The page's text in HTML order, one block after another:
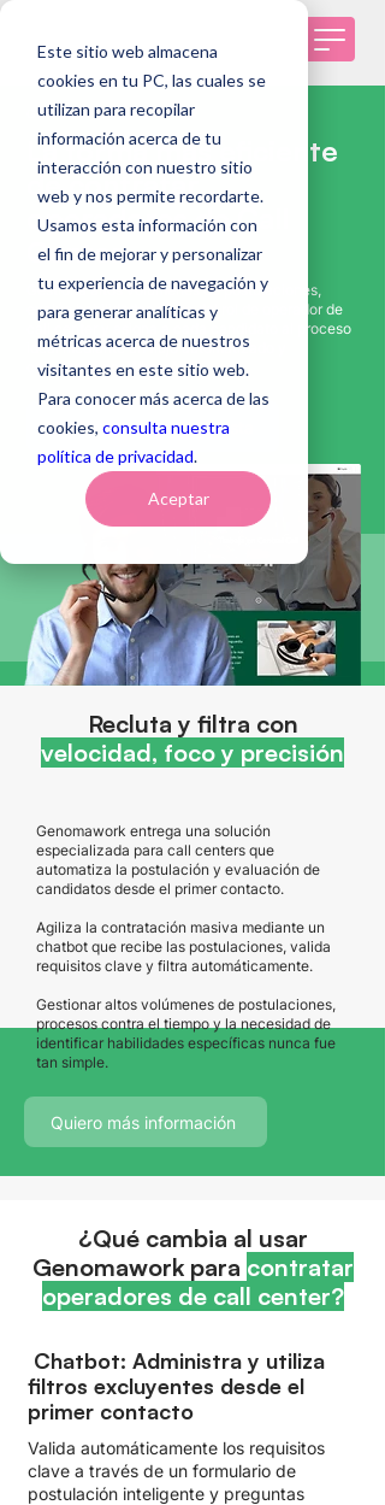
Este sitio web almacena
cookies en tu PC, las cuales se
utilizan para recopilar
información acerca de tu
interacción con nuestro sitio
web y nos permite recordarte.
Usamos esta información con
el fin de mejorar y personalizar
tu experiencia de navegación y
para generar analíticas y
métricas acerca de nuestros
visitantes en este sitio web.
Para conocer más acerca de las
cookies, consulta nuestra
política de privacidad.
Aceptar
GENOMA CALL CENTER
La forma más eficiente
de contratar
operadores de Call
Center
Gestiona altos volúmenes de postulaciones,
evalúa habilidades clave del rol de operador de
call center y asigna a cada candidato al proceso
ideal mediante un flujo automatizado y
conectado por WhatsApp.
Hablar con un especialista
Recluta y filtra con
velocidad, foco y precisión
Quiero más información
Genomawork entrega una solución
especializada para call centers que
automatiza la postulación y evaluación de
candidatos desde el primer contacto.
Agiliza la contratación masiva mediante un
chatbot que recibe las postulaciones, valida
requisitos clave y filtra automáticamente.
Gestionar altos volúmenes de postulaciones,
procesos contra el tiempo y la necesidad de
identificar habilidades específicas nunca fue
tan simple.
¿Qué cambia al usar
Genomawork para contratar
operadores de call center?
Chatbot: Administra y utiliza
filtros excluyentes desde el
primer contacto
Valida automáticamente los requisitos
clave a través de un formulario de
postulación inteligente y preguntas